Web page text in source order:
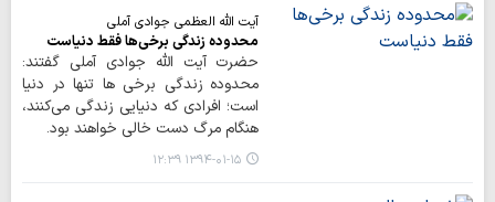
آیت الله العظمی جوادی آملی
محدوده زندگی برخی‌ها فقط دنیاست
حضرت آیت الله جوادی آملی گفتند:
محدوده زندگی برخی ها تنها در دنیا
است؛ افرادی که دنيایی زندگي مي‌کنند،
هنگام مرگ دست خالی خواهند بود.
۱۳۹۴-۰۱-۱۵ ۱۲:۳۹